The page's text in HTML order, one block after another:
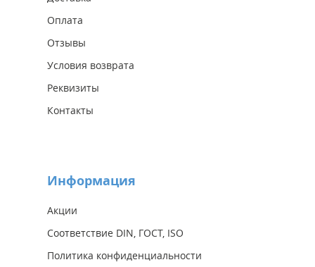
Оплата
Отзывы
Условия возврата
Реквизиты
Контакты
Информация
Акции
Соответствие DIN, ГОСТ, ISO
Политика конфиденциальности